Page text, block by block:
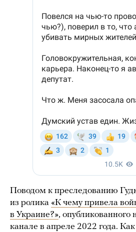
Поводом к преследованию
из ролика «К чему привела
в Украине?», опубликованного
канале в апреле 2022 года.